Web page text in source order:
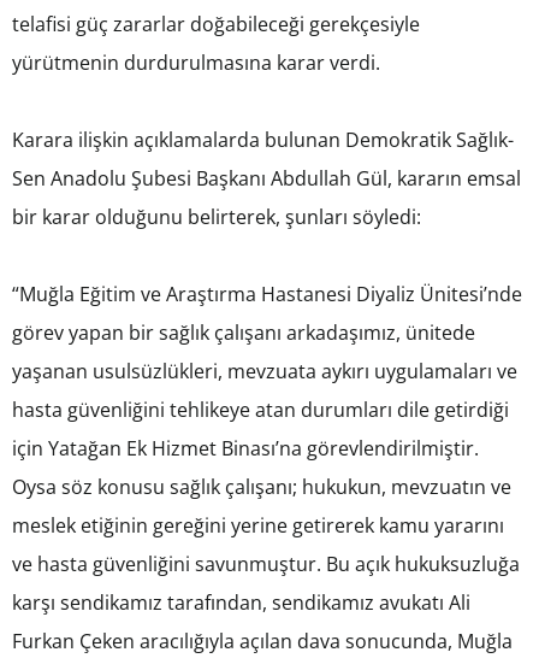
telafisi güç zararlar doğabileceği gerekçesiyle
yürütmenin durdurulmasına karar verdi.
Karara ilişkin açıklamalarda bulunan Demokratik Sağlık-
Sen Anadolu Şubesi Başkanı Abdullah Gül, kararın emsal
bir karar olduğunu belirterek, şunları söyledi:
“Muğla Eğitim ve Araştırma Hastanesi Diyaliz Ünitesi’nde
görev yapan bir sağlık çalışanı arkadaşımız, ünitede
yaşanan usulsüzlükleri, mevzuata aykırı uygulamaları ve
hasta güvenliğini tehlikeye atan durumları dile getirdiği
için Yatağan Ek Hizmet Binası’na görevlendirilmiştir.
Oysa söz konusu sağlık çalışanı; hukukun, mevzuatın ve
meslek etiğinin gereğini yerine getirerek kamu yararını
ve hasta güvenliğini savunmuştur. Bu açık hukuksuzluğa
karşı sendikamız tarafından, sendikamız avukatı Ali
Furkan Çeken aracılığıyla açılan dava sonucunda, Muğla